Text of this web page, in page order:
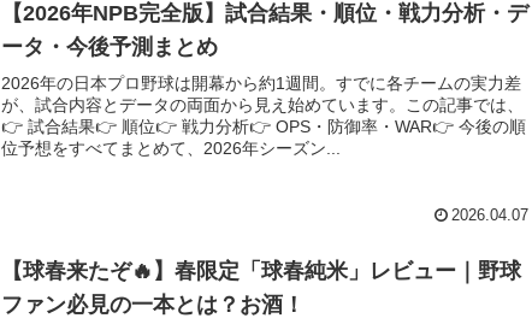
【2026年NPB完全版】試合結果・順位・戦力分析・デ
ータ・今後予測まとめ
2026年の日本プロ野球は開幕から約1週間。すでに各チームの実力差
が、試合内容とデータの両面から見え始めています。この記事では、
👉 試合結果👉 順位👉 戦力分析👉 OPS・防御率・WAR👉 今後の順
位予想をすべてまとめて、2026年シーズン...
2026.04.07
【球春来たぞ🔥】春限定「球春純米」レビュー｜野球
ファン必見の一本とは？お酒！